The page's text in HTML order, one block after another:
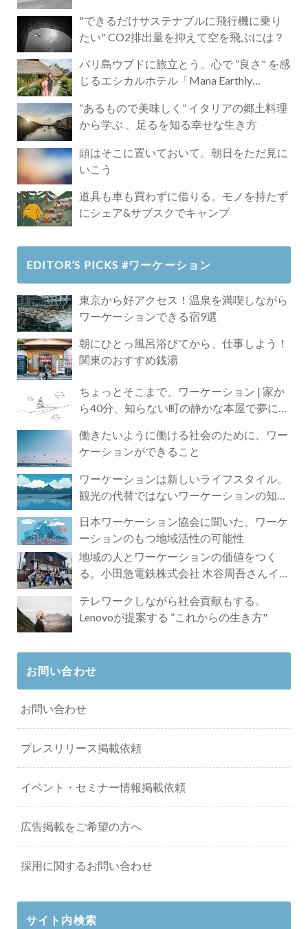
"できるだけサステナブルに飛行機に乗り
たい" CO2排出量を抑えて空を飛ぶには？
バリ島ウブドに旅立とう。心で ”良さ" を感
じるエシカルホテル「Mana Earthly
“あるもので美味しく” イタリアの郷土料理
から学ぶ 、足るを知る幸せな生き方
頭はそこに置いておいて。朝日をただ見に
いこう
道具も車も買わずに借りる。モノを持たず
にシェア&サブスクでキャンプ
EDITOR’S PICKS #ワーケーション
東京から好アクセス！温泉を満喫しながら
ワーケーションできる宿9選
朝にひとっ風呂浴びてから、仕事しよう！
関東のおすすめ銭湯
ちょっとそこまで、ワーケーション | 家か
ら40分、知らない町の静かな本屋で夢に近
働きたいように働ける社会のために、ワー
ケーションができること
ワーケーションは新しいライフスタイル。
観光の代替ではないワーケーションの知ら
日本ワーケーション協会に聞いた、ワーケ
ーションのもつ地域活性の可能性
地域の人とワーケーションの価値をつく
る。小田急電鉄株式会社 木谷周吾さんイン
テレワークしながら社会貢献もする。
Lenovoが提案する ”これからの生き方"
お問い合わせ
お問い合わせ
プレスリリース掲載依頼
イベント・セミナー情報掲載依頼
広告掲載をご希望の方へ
採用に関するお問い合わせ
サイト内検索